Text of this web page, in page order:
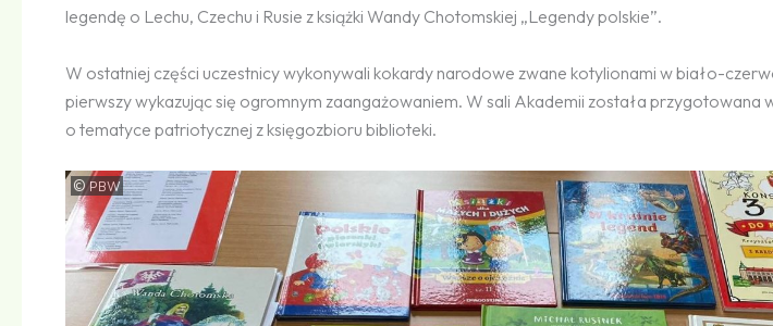
legendę o Lechu, Czechu i Rusie z książki Wandy Chotomskiej „Legendy polskie”.
W ostatniej części uczestnicy wykonywali kokardy narodowe zwane kotylionami w biało-
pierwszy wykazując się ogromnym zaangażowaniem. W sali Akademii została przygotowana
o tematyce patriotycznej z księgozbioru biblioteki.
©PBW